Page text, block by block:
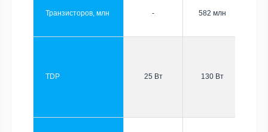
Транзисторов, млн - 582 млн
TDP 25 Вт 130 Вт